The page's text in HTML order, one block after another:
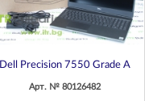
Dell Precision 7550 Grade A
Арт. № 80126482